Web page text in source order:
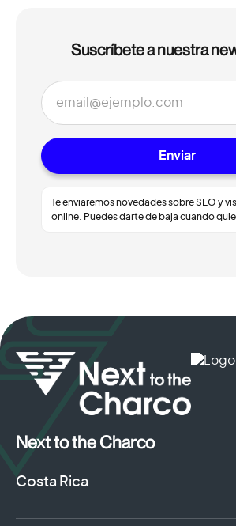
Suscríbete a nuestra
Te enviaremos novedades sobre SEO y
online. Puedes darte de baja cuando
Next to the Charco
Costa Rica